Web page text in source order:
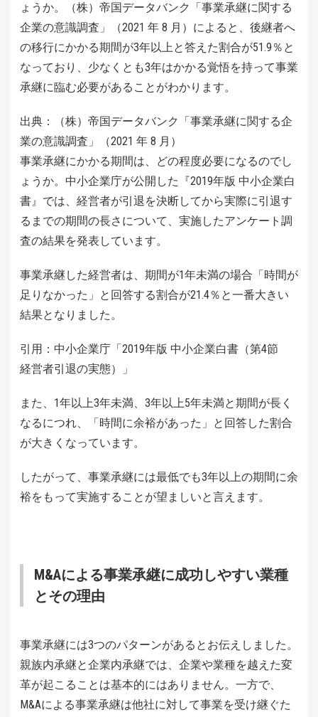
ょうか。（株）帝国データバンク「事業承継に関する
企業の意識調査」（2021 年 8 月）によると、後継者へ
の移行にかかる期間が3年以上と答えた割合が51.9％と
なっており、少なくとも3年はかかる覚悟を持って事業
承継に臨む必要があることがわかります。
出典：（株）帝国データバンク「事業承継に関する企
業の意識調査」（2021 年 8 月）
事業承継にかかる期間は、どの程度必要になるのでし
ょうか。中小企業庁が公開した『2019年版 中小企業白
書』では、経営者が引退を決断してから実際に引退す
るまでの期間の長さについて、実施したアンケート調
査の結果を発表しています。
事業承継した経営者は、期間が1年未満の場合「時間が
足りなかった」と回答する割合が21.4％と一番大きい
結果となりました。
引用：中小企業庁「2019年版 中小企業白書（第4節
経営者引退の実態）」
また、1年以上3年未満、3年以上5年未満と期間が長く
なるにつれ、「時間に余裕があった」と回答した割合
が大きくなっています。
したがって、事業承継には最低でも3年以上の期間に余
裕をもって実施することが望ましいと言えます。
M&Aによる事業承継に成功しやすい業種
とその理由
事業承継には3つのパターンがあるとお伝えしました。
親族内承継と企業内承継では、企業や業種を越えた変
革が起こることは基本的にはありません。一方で、
M&Aによる事業承継は他社に対して事業を受け継ぐた